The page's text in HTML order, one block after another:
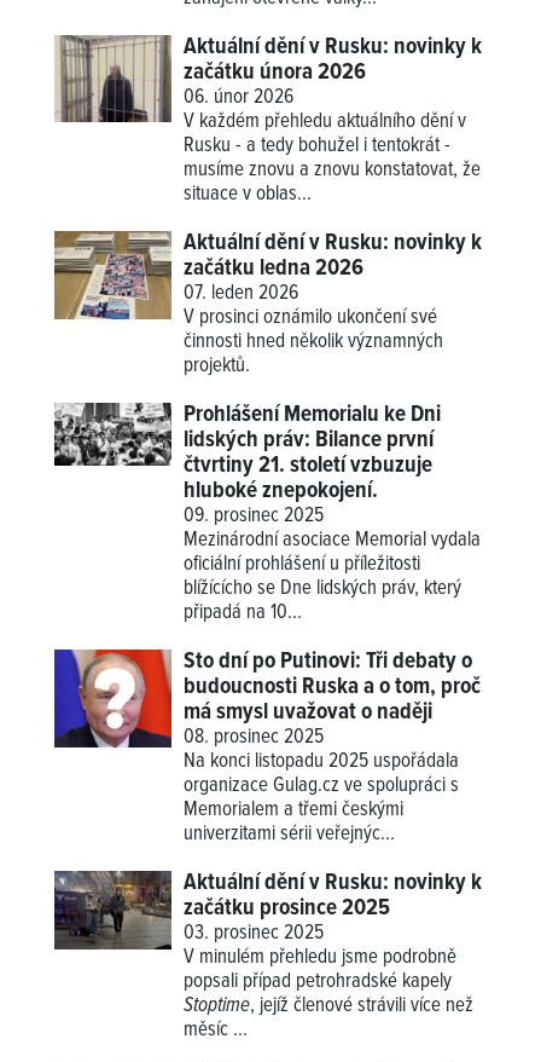
Aktuální dění v Rusku: novinky k
začátku února 2026
06. únor 2026
V každém přehledu aktuálního dění v
Rusku - a tedy bohužel i tentokrát -
musíme znovu a znovu konstatovat, že
situace v oblas...
Aktuální dění v Rusku: novinky k
začátku ledna 2026
07. leden 2026
V prosinci oznámilo ukončení své
činnosti hned několik významných
projektů.
Prohlášení Memorialu ke Dni
lidských práv: Bilance první
čtvrtiny 21. století vzbuzuje
hluboké znepokojení.
09. prosinec 2025
Mezinárodní asociace Memorial vydala
oficiální prohlášení u příležitosti
blížícícho se Dne lidských práv, který
připadá na 10...
Sto dní po Putinovi: Tři debaty o
budoucnosti Ruska a o tom, proč
má smysl uvažovat o naději
08. prosinec 2025
Na konci listopadu 2025 uspořádala
organizace Gulag.cz ve spolupráci s
Memorialem a třemi českými
univerzitami sérii veřejnýc...
Aktuální dění v Rusku: novinky k
začátku prosince 2025
03. prosinec 2025
V minulém přehledu jsme podrobně
popsali případ petrohradské kapely
Stoptime, jejíž členové strávili více než
měsíc ...